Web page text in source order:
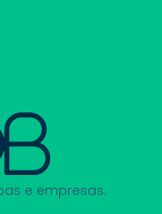
e empresas.